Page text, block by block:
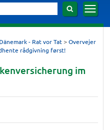
- Rat vor Tat > Overvejer
rådgivning først!
im